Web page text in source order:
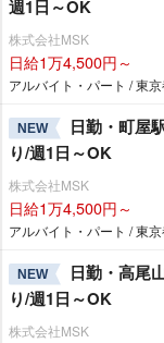
週1日～OK
株式会社MSK
日給1万4,500円～
アルバイト・パート / 東
NEW
日勤・町屋
り/週1日～OK
株式会社MSK
日給1万4,500円～
アルバイト・パート / 東
NEW
日勤・高尾
り/週1日～OK
株式会社MSK